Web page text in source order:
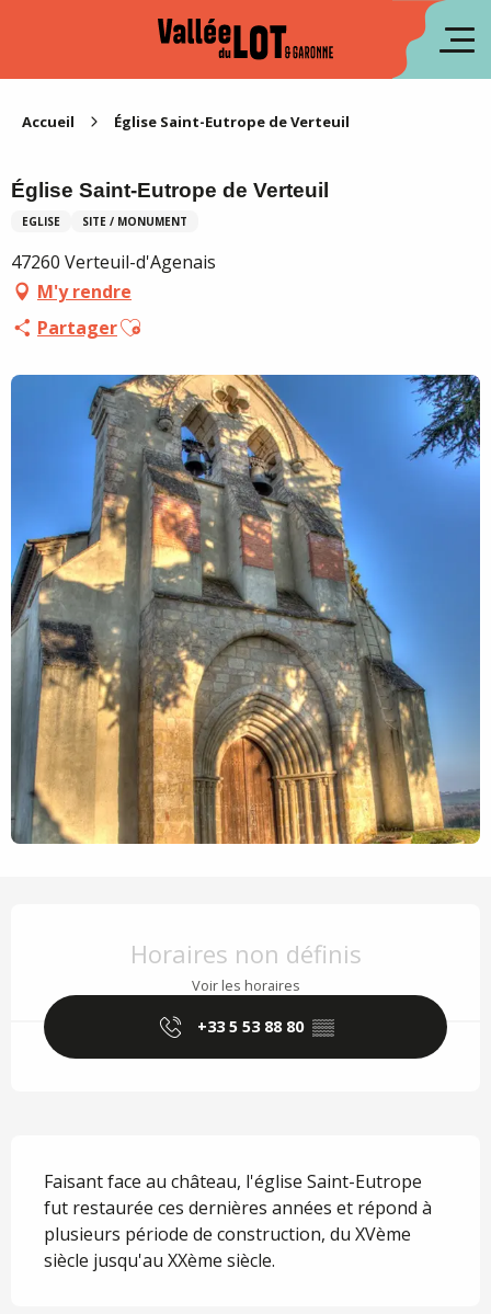
Accueil Église Saint-Eutrope de Verteuil
Église Saint-Eutrope de Verteuil
EGLISE SITE / MONUMENT
47260 Verteuil-d'Agenais
M'y rendre
PartagerAjouter aux favoris
Horaires non définis
Voir les horaires
+33 5 53 88 80 ▒▒
Faisant face au château, l'église Saint-Eutrope
fut restaurée ces dernières années et répond à
plusieurs période de construction, du XVème
siècle jusqu'au XXème siècle.